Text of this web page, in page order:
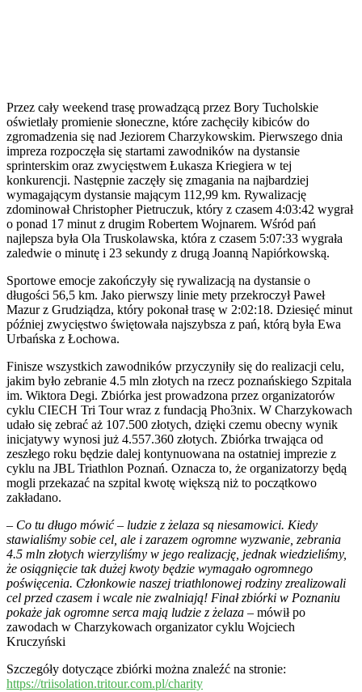
Przez cały weekend trasę prowadzącą przez Bory Tucholskie
oświetlały promienie słoneczne, które zachęciły kibiców do
zgromadzenia się nad Jeziorem Charzykowskim. Pierwszego dnia
impreza rozpoczęła się startami zawodników na dystansie
sprinterskim oraz zwycięstwem Łukasza Kriegiera w tej
konkurencji. Następnie zaczęły się zmagania na najbardziej
wymagającym dystansie mającym 112,99 km. Rywalizację
zdominował Christopher Pietruczuk, który z czasem 4:03:42 wygrał
o ponad 17 minut z drugim Robertem Wojnarem. Wśród pań
najlepsza była Ola Truskolawska, która z czasem 5:07:33 wygrała
zaledwie o minutę i 23 sekundy z drugą Joanną Napiórkowską.
Sportowe emocje zakończyły się rywalizacją na dystansie o
długości 56,5 km. Jako pierwszy linie mety przekroczył Paweł
Mazur z Grudziądza, który pokonał trasę w 2:02:18. Dziesięć minut
później zwycięstwo świętowała najszybsza z pań, którą była Ewa
Urbańska z Łochowa.
Finisze wszystkich zawodników przyczyniły się do realizacji celu,
jakim było zebranie 4.5 mln złotych na rzecz poznańskiego Szpitala
im. Wiktora Degi. Zbiórka jest prowadzona przez organizatorów
cyklu CIECH Tri Tour wraz z fundacją Pho3nix. W Charzykowach
udało się zebrać aż 107.500 złotych, dzięki czemu obecny wynik
inicjatywy wynosi już 4.557.360 złotych. Zbiórka trwająca od
zeszłego roku będzie dalej kontynuowana na ostatniej imprezie z
cyklu na JBL Triathlon Poznań. Oznacza to, że organizatorzy będą
mogli przekazać na szpital kwotę większą niż to początkowo
zakładano.
– Co tu długo mówić – ludzie z żelaza są niesamowici. Kiedy
stawialiśmy sobie cel, ale i zarazem ogromne wyzwanie, zebrania
4.5 mln złotych wierzyliśmy w jego realizację, jednak wiedzieliśmy,
że osiągnięcie tak dużej kwoty będzie wymagało ogromnego
poświęcenia. Członkowie naszej triathlonowej rodziny zrealizowali
cel przed czasem i wcale nie zwalniają! Finał zbiórki w Poznaniu
pokaże jak ogromne serca mają ludzie z żelaza – mówił po
zawodach w Charzykowach organizator cyklu Wojciech
Kruczyński
Szczegóły dotyczące zbiórki można znaleźć na stronie:
https://triisolation.tritour.com.pl/charity